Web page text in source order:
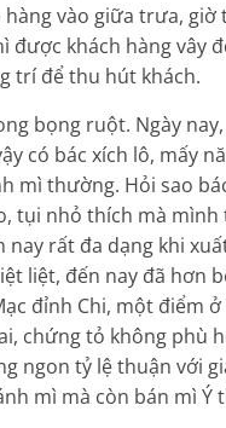
vào giữa trưa, giờ
được khách hàng vây
trí để thu hút khách.
bọng ruột. Ngày
có bác xích lô, mấy
mì thường. Hỏi sao
tụi nhỏ thích mà mình
rất đa dạng khi
liệt, đến nay đã hơn
đỉnh Chi, một điểm ở
chứng tỏ không phù
ngon tỷ lệ thuận với
mì mà còn bán mì Ý